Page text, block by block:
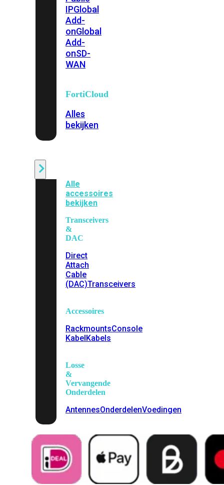
IPGlobal
Add-
onGlobal
Add-
onSD-
WAN
FortiCloud
Alles
bekijken
Alle
accessoires
bekijken
Transceivers
&
DAC
Direct
Attach
Cable
(DAC)Transceivers
Accessoires
RackmountsConsole
KabelKabels
Losse
&
Vervangende
Onderdelen
AntennesOnderdelenVoedingen